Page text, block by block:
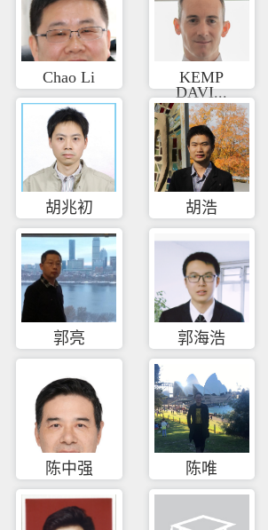
Chao Li
KEMP
DAVI...
胡兆初 胡浩
郭亮 郭海浩
陈中强 陈唯